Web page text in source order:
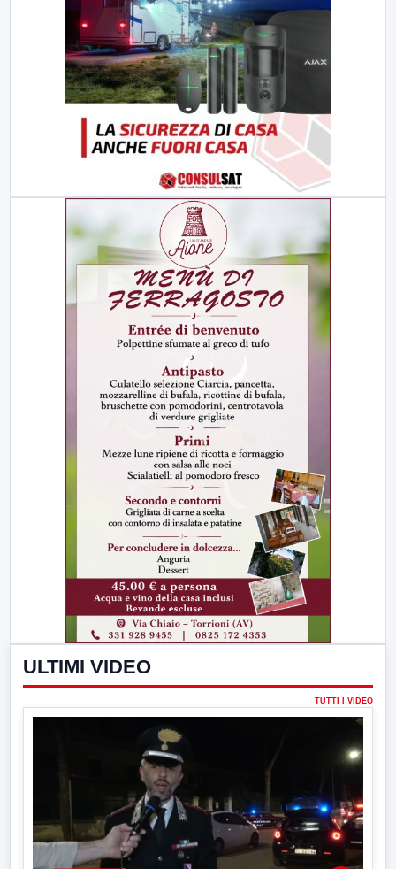
ULTIMI VIDEO
TUTTI I VIDEO